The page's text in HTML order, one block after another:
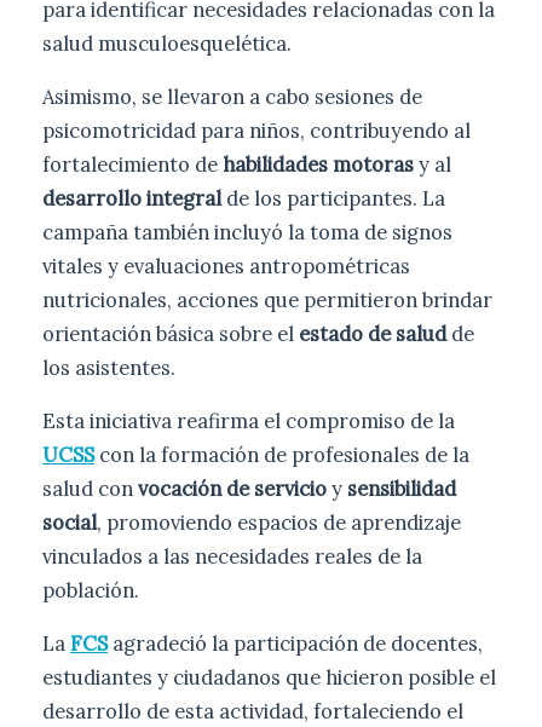
para identificar necesidades relacionadas con la
salud musculoesquelética.
Asimismo, se llevaron a cabo sesiones de
psicomotricidad para niños, contribuyendo al
fortalecimiento de habilidades motorasy al
desarrollo integralde los participantes. La
campaña también incluyó la toma de signos
vitales y evaluaciones antropométricas
nutricionales, acciones que permitieron brindar
orientación básica sobre el estado de saludde
los asistentes.
Esta iniciativa reafirma el compromiso de la
UCSS con la formación de profesionales de la
salud convocación de servicioy sensibilidad
social, promoviendo espacios de aprendizaje
vinculados a las necesidades reales de la
población.
LaFCS agradeció la participación de docentes,
estudiantes y ciudadanos que hicieron posible el
desarrollo de esta actividad, fortaleciendo el